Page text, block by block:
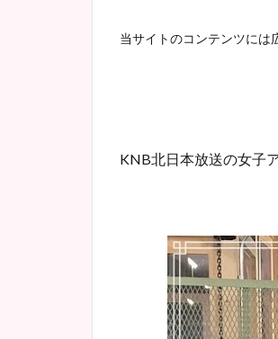
当サイトのコンテンツには
KNB北日本放送の女子